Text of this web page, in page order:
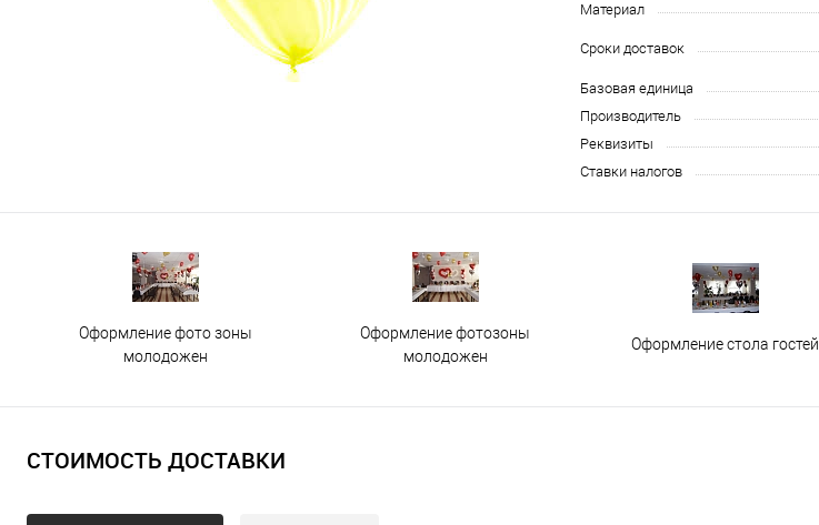
Материал
Сроки доставок
Базовая единица
Производитель
Реквизиты
Ставки налогов
Оформление фото зоны
молодожен
Оформление фотозоны
молодожен
Оформление стола гостей
СТОИМОСТЬ ДОСТАВКИ